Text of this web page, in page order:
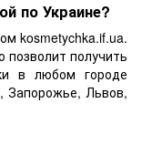
по Украине?
kosmetychka.if.ua.
позволит получить
в любом городе
Запорожье, Львов,